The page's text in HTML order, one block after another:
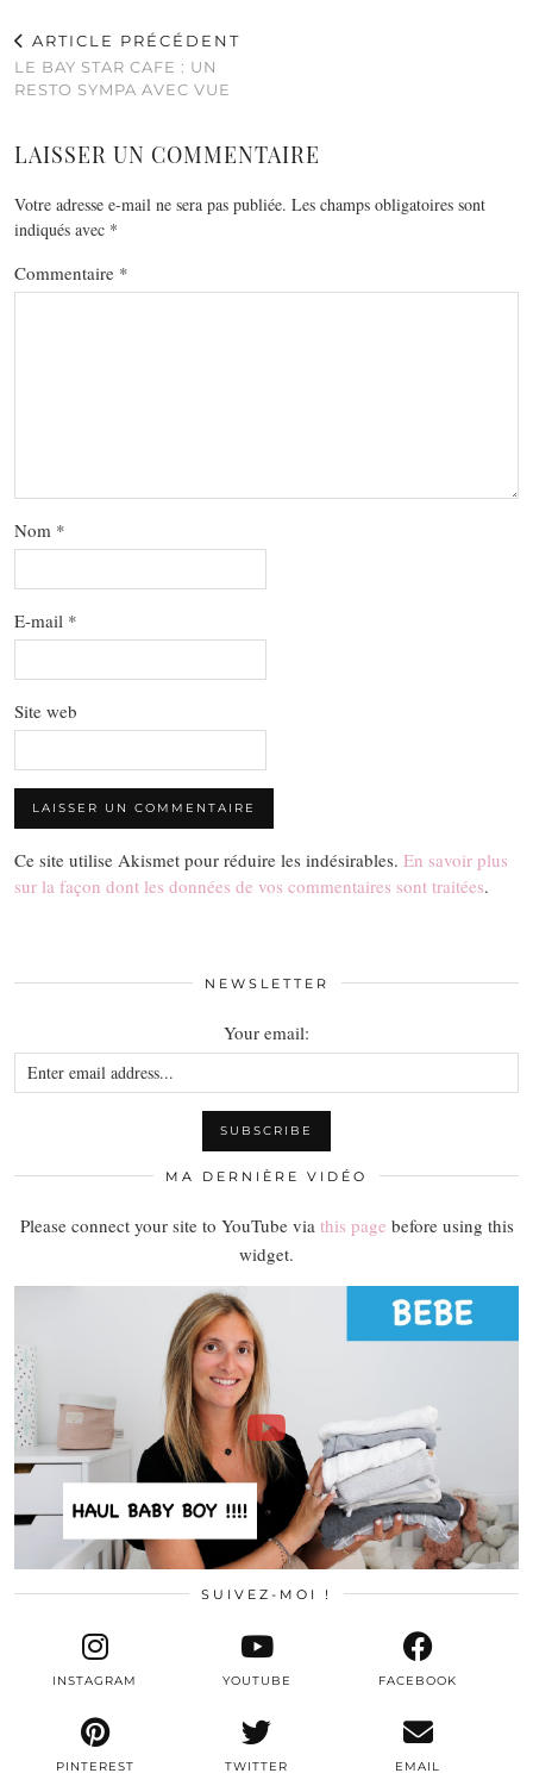
ARTICLE PRÉCÉDENT
LE BAY STAR CAFE : UN
RESTO SYMPA AVEC VUE
LAISSER UN COMMENTAIRE
Votre adresse e-mail ne sera pas publiée. Les champs obligatoires sont
indiqués avec *
Commentaire *
Nom *
E-mail *
Site web
Ce site utilise Akismet pour réduire les indésirables. En savoir plus
sur la façon dont les données de vos commentaires sont traitées.
NEWSLETTER
Your email:
MA DERNIÈRE VIDÉO
Please connect your site to YouTube via this page before using this
widget.
SUIVEZ-MOI !
TWITTER
INSTAGRAM FACEBOOK
PINTEREST
YOUTUBE
EMAIL